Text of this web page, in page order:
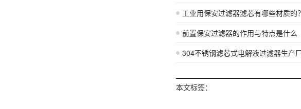
工业用保安过滤器滤芯有哪些材质的？
前置保安过滤器的作用与特点是什么
304不锈钢滤芯式电解液过滤器生产
本文标签：